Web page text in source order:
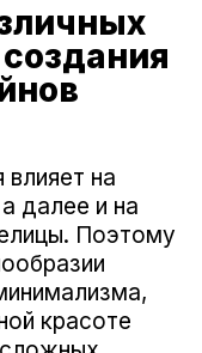
на
далее и на
Поэтому
красоте